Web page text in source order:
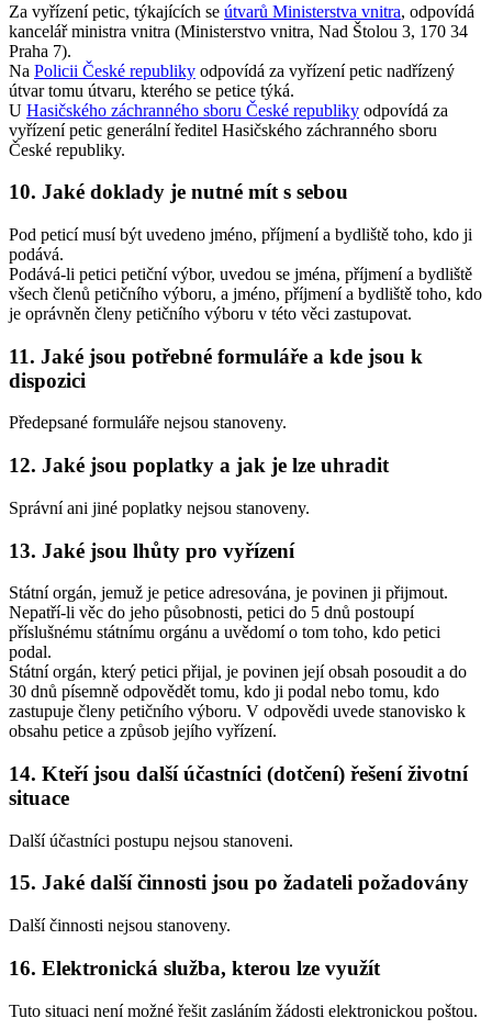
Za vyřízení petic, týkajících se útvarů Ministerstva vnitra, odpovídá
kancelář ministra vnitra (Ministerstvo vnitra, Nad Štolou 3, 170 34
Praha 7).
Na Policii České republiky odpovídá za vyřízení petic nadřízený
útvar tomu útvaru, kterého se petice týká.
U Hasičského záchranného sboru České republiky odpovídá za
vyřízení petic generální ředitel Hasičského záchranného sboru
České republiky.
10. Jaké doklady je nutné mít s sebou
Pod peticí musí být uvedeno jméno, příjmení a bydliště toho, kdo ji
podává.
Podává-li petici petiční výbor, uvedou se jména, příjmení a bydliště
všech členů petičního výboru, a jméno, příjmení a bydliště toho, kdo
je oprávněn členy petičního výboru v této věci zastupovat.
11. Jaké jsou potřebné formuláře a kde jsou k
dispozici
Předepsané formuláře nejsou stanoveny.
12. Jaké jsou poplatky a jak je lze uhradit
Správní ani jiné poplatky nejsou stanoveny.
13. Jaké jsou lhůty pro vyřízení
Státní orgán, jemuž je petice adresována, je povinen ji přijmout.
Nepatří-li věc do jeho působnosti, petici do 5 dnů postoupí
příslušnému státnímu orgánu a uvědomí o tom toho, kdo petici
podal.
Státní orgán, který petici přijal, je povinen její obsah posoudit a do
30 dnů písemně odpovědět tomu, kdo ji podal nebo tomu, kdo
zastupuje členy petičního výboru. V odpovědi uvede stanovisko k
obsahu petice a způsob jejího vyřízení.
14. Kteří jsou další účastníci (dotčení) řešení životní
situace
Další účastníci postupu nejsou stanoveni.
15. Jaké další činnosti jsou po žadateli požadovány
Další činnosti nejsou stanoveny.
16. Elektronická služba, kterou lze využít
Tuto situaci není možné řešit zasláním žádosti elektronickou poštou.